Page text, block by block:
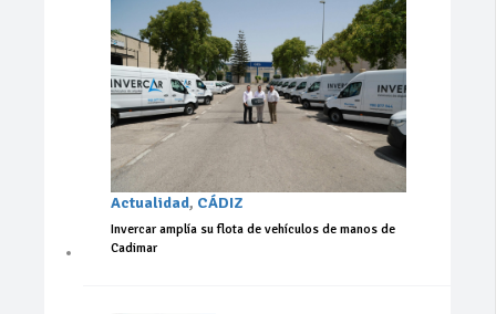
Actualidad, CÁDIZ
Invercar amplía su flota de vehículos de manos de
Cadimar